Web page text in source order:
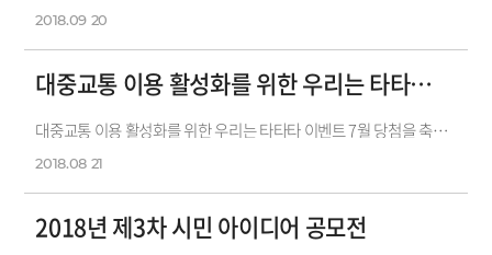
2018.09 20
2018.08 21
대중교통 이용 활성화를 위한 우리는 타타타 이벤트 7월 당첨자 ...
대중교통 이용 활성화를 위한 우리는 타타타 이벤트 7월 당첨을 축하드립니다.선불카드 당첨자는 5만 T마일리지를 적립완료 하였습니...
2018년 제3차 시민 아이디어 공모전